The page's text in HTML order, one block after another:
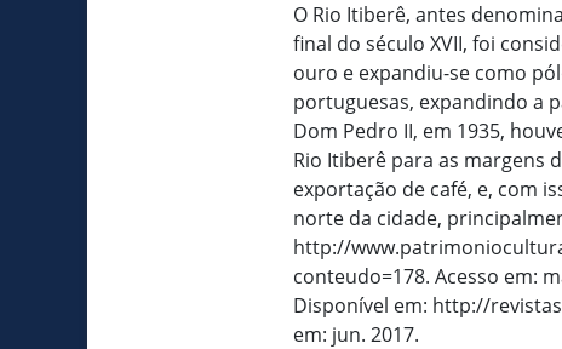
O Rio Itiberê, antes
final do século XVII, foi
ouro e expandiu-se como
portuguesas, expandindo a
Dom Pedro II, em 1935,
Rio Itiberê para as margens
exportação de café, e, com
norte da cidade,
http://
conteudo=178. Acesso em:
Disponível em: http://
em: jun. 2017.